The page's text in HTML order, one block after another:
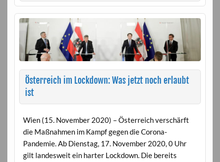
Österreich im Lockdown: Was jetzt noch erlaubt
ist
Wien (15. November 2020) – Österreich verschärft
die Maßnahmen im Kampf gegen die Corona-
Pandemie. Ab Dienstag, 17. November 2020, 0 Uhr
gilt landesweit ein harter Lockdown. Die bereits